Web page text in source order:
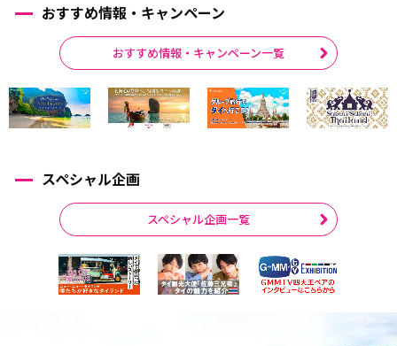
おすすめ情報・キャンペーン
おすすめ情報・キャンペーン一覧
スペシャル企画
スペシャル企画一覧